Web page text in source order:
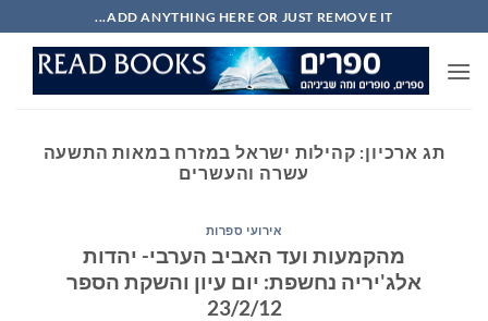
to
content
ADD ANYTHING HERE OR JUST REMOVE IT...
תג ארכיון: קהילות ישראל במזרח במאות התשעה
עשרה והעשרים
אירועי ספרות
מהקמעות ועד האביב הערבי- יהדות
אלג'יריה נחשפת: יום עיון והשקת הספר
23/2/12